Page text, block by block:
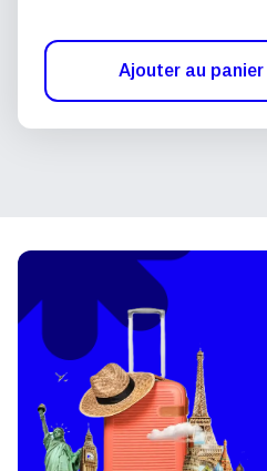
Ajouter au panier